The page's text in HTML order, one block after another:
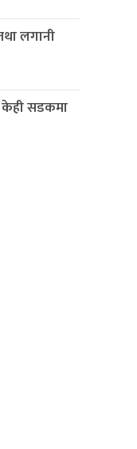
लगानी
केही सडकमा